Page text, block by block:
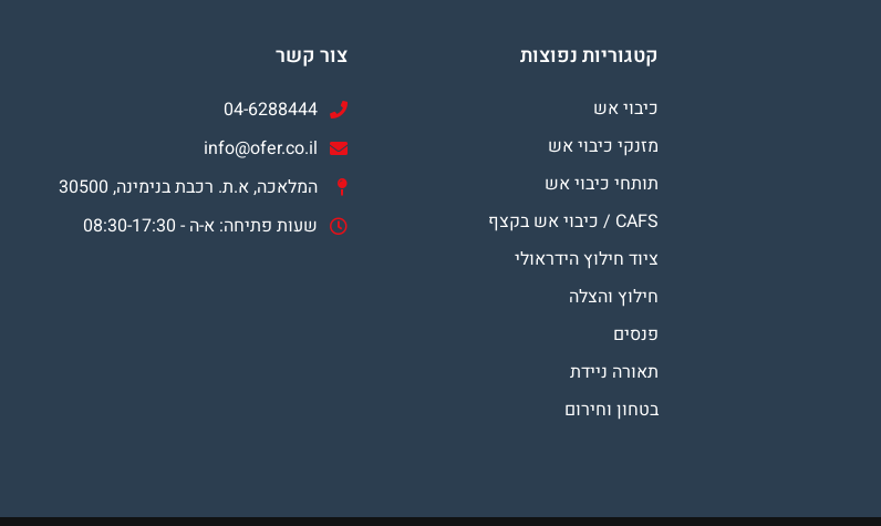
קטגוריות נפוצות
כיבוי אש
מזנקי כיבוי אש
תותחי כיבוי אש
CAFS / כיבוי אש בקצף
ציוד חילוץ הידראולי
חילוץ והצלה
פנסים
תאורה ניידת
בטחון וחירום
צור קשר
04-6288444
info@ofer.co.il
המלאכה, א.ת. רכבת בנימינה, 30500
שעות פתיחה: א-ה - 08:30-17:30